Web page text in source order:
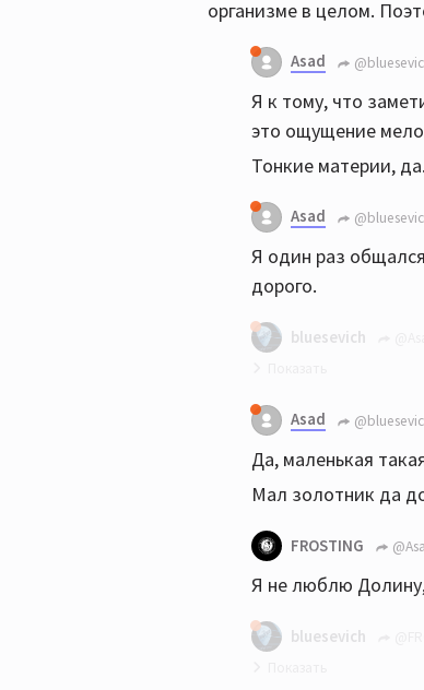
организме в целом.
Asad
Я к тому, что
это ощущение
Тонкие материи,
Asad
Я один раз
дорого.
bluesevich
Лариса
Asad
Да, маленькая
Мал золотник да
FROSTING
Я не люблю
bluesevich